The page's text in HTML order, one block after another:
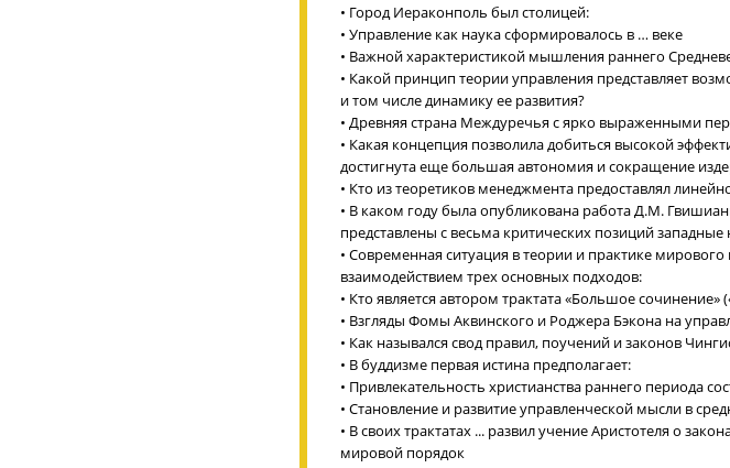
• Город Иераконполь был столицей:
• Управление как наука сформировалось в … веке
• Важной характеристикой мышления раннего
• Какой принцип теории управления представляет
и том числе динамику ее развития?
• Древняя страна Междуречья с ярко выраженными
• Какая концепция позволила добиться высокой
достигнута еще большая автономия и сокращение
• Кто из теоретиков менеджмента предоставлял
• В каком году была опубликована работа Д.М.
представлены с весьма критических позиций
• Современная ситуация в теории и практике
взаимодействием трех основных подходов:
• Кто является автором трактата «Большое сочинение»
• Взгляды Фомы Аквинского и Роджера Бэкона на
• Как назывался свод правил, поучений и законов
• В буддизме первая истина предполагает:
• Привлекательность христианства раннего периода
• Становление и развитие управленческой мысли в
• В своих трактатах ... развил учение Аристотеля о
мировой порядок